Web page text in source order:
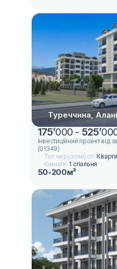
Туреччина,
175’000 - 525’
Інвестиційний проект від
(01349)
Тип нерухомості:
Кімнати: 1 спальня
50-200м²